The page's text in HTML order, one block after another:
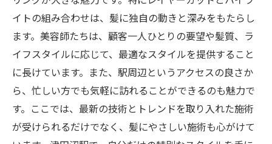
イル
レイヤーカットとハイライトが支持される
理由
津田沼駅での人気スタイルの背景
美容院で体感するプロフェッショナルな技
術
津田沼駅で選ばれるスタイルの特徴
イトの組み合わせは、髪に独自の動きと深みをもたらし
ます。美容師たちは、顧客一人ひとりの要望や髪質、ラ
イフスタイルに応じて、最適なスタイルを提供すること
に長けています。また、駅周辺というアクセスの良さか
ら、忙しい方でも気軽に訪れることができるのも魅力で
す。ここでは、最新の技術とトレンドを取り入れた施術
が受けられるだけでなく、髪にやさしい施術も心がけて